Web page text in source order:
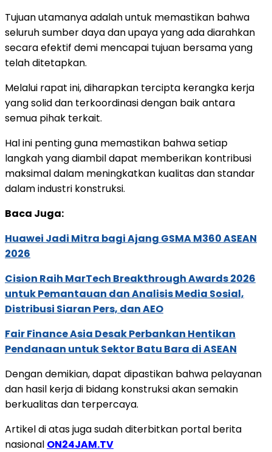
Tujuan utamanya adalah untuk memastikan bahwa
seluruh sumber daya dan upaya yang ada diarahkan
secara efektif demi mencapai tujuan bersama yang
telah ditetapkan.
Melalui rapat ini, diharapkan tercipta kerangka kerja
yang solid dan terkoordinasi dengan baik antara
semua pihak terkait.
Hal ini penting guna memastikan bahwa setiap
langkah yang diambil dapat memberikan kontribusi
maksimal dalam meningkatkan kualitas dan standar
dalam industri konstruksi.
Baca Juga:
Huawei Jadi Mitra bagi Ajang GSMA M360 ASEAN
2026
Cision Raih MarTech Breakthrough Awards 2026
untuk Pemantauan dan Analisis Media Sosial,
Distribusi Siaran Pers, dan AEO
Fair Finance Asia Desak Perbankan Hentikan
Pendanaan untuk Sektor Batu Bara di ASEAN
Dengan demikian, dapat dipastikan bahwa pelayanan
dan hasil kerja di bidang konstruksi akan semakin
berkualitas dan terpercaya.
Artikel di atas juga sudah diterbitkan portal berita
nasional ON24JAM.TV